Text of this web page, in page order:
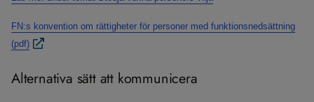
FN:s konvention om rättigheter för personer med funktionsnedsättning
(pdf)
Alternativa sätt att kommunicera